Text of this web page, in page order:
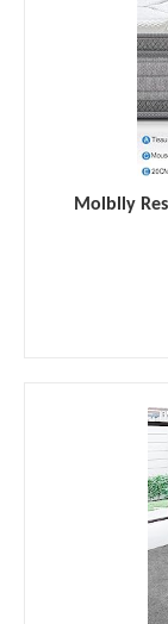
Molblly